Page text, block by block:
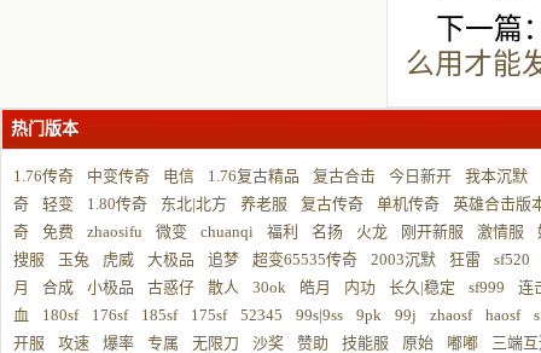
下一篇
么用才能
热门版本
1.76传奇 中变传奇 电信 1.76复古精品 复古合击 今日新开
我本沉默
奇
轻变 1.80传奇 东北|北方 养老服 复古传奇 单机传奇
英雄合击版
奇
免费 zhaosifu 微变 chuanqi 福利 名扬 火龙 刚开新服 激情服
搜服
玉兔 虎威 大极品 追梦 超变65535传奇 2003沉默 狂雷
sf520
月
合成 小极品 古惑仔 散人 30ok 皓月 内功 长久|稳定 sf999
连
血
180sf 176sf 185sf 175sf 52345 99s|9ss 9pk 99j zhaosf haosf
开服
攻速 爆率 专属 无限刀 沙奖 赞助 技能服 原始 嘟嘟
三端